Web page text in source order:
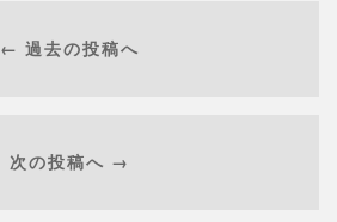
← 過去の投稿へ
次の投稿へ →